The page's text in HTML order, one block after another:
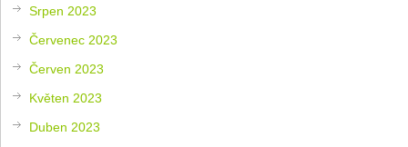
Srpen 2023
Červenec 2023
Červen 2023
Květen 2023
Duben 2023